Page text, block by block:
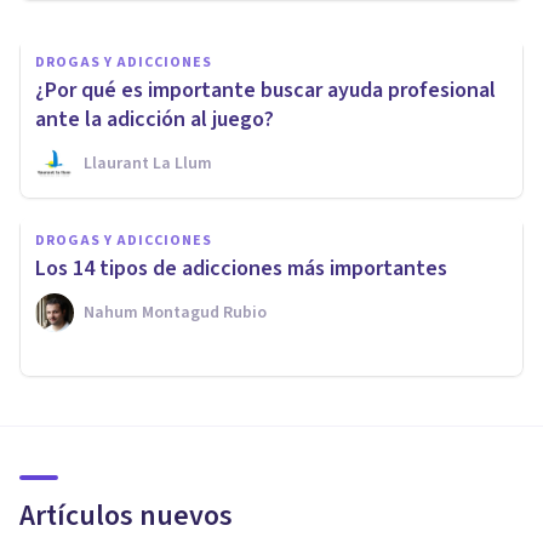
DROGAS Y ADICCIONES
¿Por qué es importante buscar ayuda profesional
ante la adicción al juego?
Llaurant La Llum
DROGAS Y ADICCIONES
Los 14 tipos de adicciones más importantes
Nahum Montagud Rubio
Artículos nuevos